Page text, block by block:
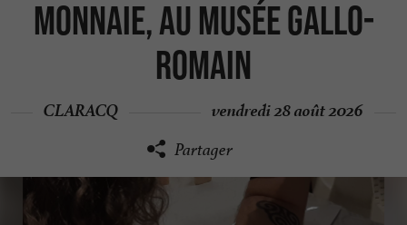
monnaie, au musée gallo-
romain
CLARACQ vendredi 28 août 2026
Partager